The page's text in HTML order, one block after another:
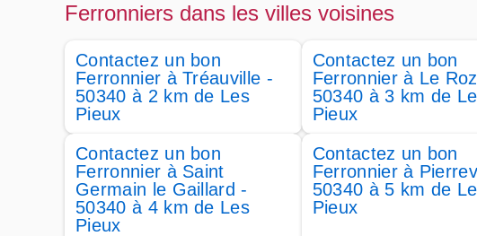
Ferronniers dans les villes voisines
Contactez un bon
Ferronnier à Tréauville -
50340 à 2 km de Les
Pieux
Contactez un bon
Ferronnier à Le
50340 à 3 km de
Pieux
Contactez un bon
Ferronnier à Saint
Germain le Gaillard -
50340 à 4 km de Les
Pieux
Contactez un bon
Ferronnier à
50340 à 5 km de
Pieux